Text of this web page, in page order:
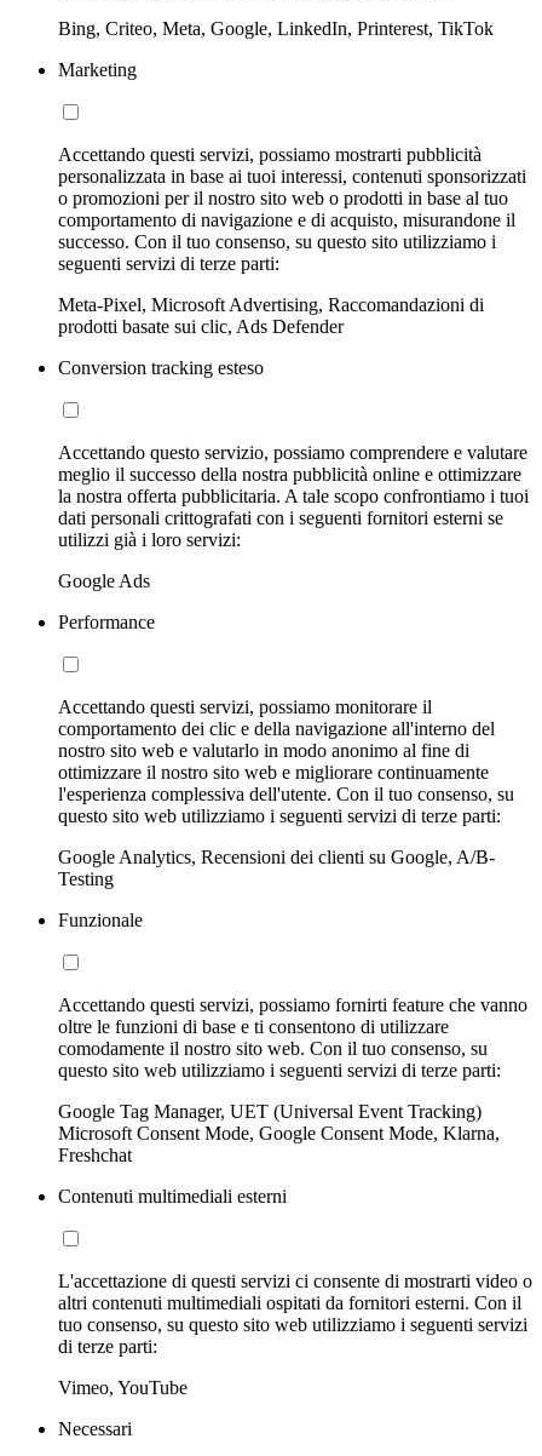
Bing, Criteo, Meta, Google, LinkedIn, Printerest, TikTok
Marketing
Accettando questi servizi, possiamo mostrarti pubblicità
personalizzata in base ai tuoi interessi, contenuti sponsorizzati
o promozioni per il nostro sito web o prodotti in base al tuo
comportamento di navigazione e di acquisto, misurandone il
successo. Con il tuo consenso, su questo sito utilizziamo i
seguenti servizi di terze parti:
Meta-Pixel, Microsoft Advertising, Raccomandazioni di
prodotti basate sui clic, Ads Defender
Conversion tracking esteso
Accettando questo servizio, possiamo comprendere e valutare
meglio il successo della nostra pubblicità online e ottimizzare
la nostra offerta pubblicitaria. A tale scopo confrontiamo i tuoi
dati personali crittografati con i seguenti fornitori esterni se
utilizzi già i loro servizi:
Google Ads
Performance
Accettando questi servizi, possiamo monitorare il
comportamento dei clic e della navigazione all'interno del
nostro sito web e valutarlo in modo anonimo al fine di
ottimizzare il nostro sito web e migliorare continuamente
l'esperienza complessiva dell'utente. Con il tuo consenso, su
questo sito web utilizziamo i seguenti servizi di terze parti:
Google Analytics, Recensioni dei clienti su Google, A/B-
Testing
Funzionale
Accettando questi servizi, possiamo fornirti feature che vanno
oltre le funzioni di base e ti consentono di utilizzare
comodamente il nostro sito web. Con il tuo consenso, su
questo sito web utilizziamo i seguenti servizi di terze parti:
Google Tag Manager, UET (Universal Event Tracking)
Microsoft Consent Mode, Google Consent Mode, Klarna,
Freshchat
Contenuti multimediali esterni
L'accettazione di questi servizi ci consente di mostrarti video o
altri contenuti multimediali ospitati da fornitori esterni. Con il
tuo consenso, su questo sito web utilizziamo i seguenti servizi
di terze parti:
Vimeo, YouTube
Necessari